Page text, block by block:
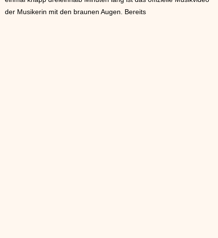
der Musikerin mit den braunen Augen. Bereits